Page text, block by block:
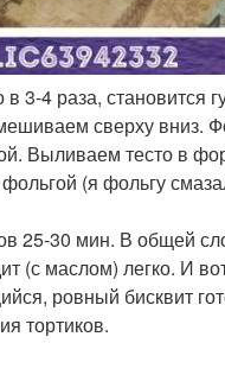
4 раза, становится
сверху вниз.
Выливаем тесто в
(я фольгу
25-30 мин. В общей
(с маслом) легко. И
ровный бисквит
тортиков.